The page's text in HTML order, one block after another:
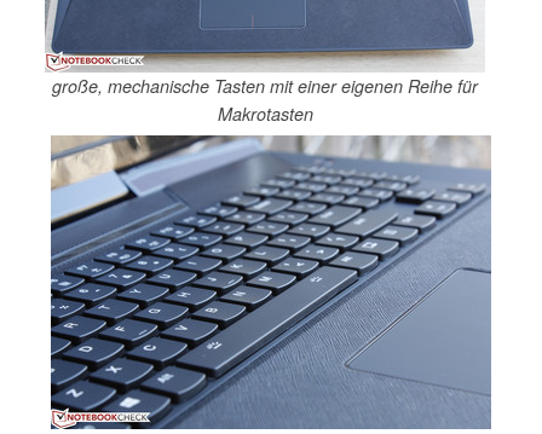
große, mechanische Tasten mit einer eigenen Reihe für
Makrotasten